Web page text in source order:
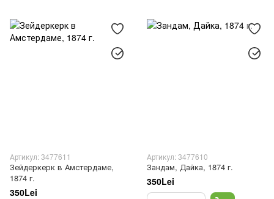
Артикул: 3477611
Зейдеркерк в Амстердаме,
1874 г.
350Lei
Артикул: 3477610
Зандам, Дайка, 1874 г.
350Lei